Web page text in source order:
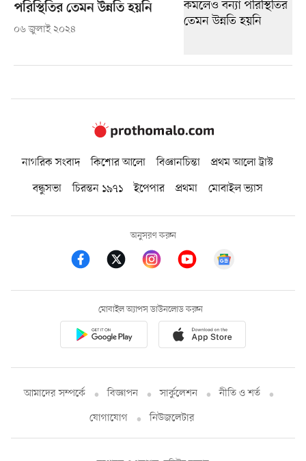
পরিস্থিতির তেমন উন্নতি হয়নি
০৬ জুলাই ২০২৪
নাগরিক সংবাদ কিশোর আলো বিজ্ঞানচিন্তা
প্রথম আলো ট্রাস্ট
বন্ধুসভা
চিরন্তন ১৯৭১ ইপেপার প্রথমা মোবাইল ভ্যাস
অনুসরণ করুন
মোবাইল অ্যাপস ডাউনলোড করুন
আমাদের সম্পর্কে বিজ্ঞাপন সার্কুলেশন
নীতি ও শর্ত
যোগাযোগ
নিউজলেটার